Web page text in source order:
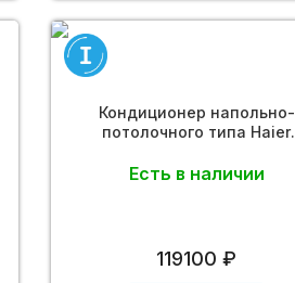
Кондиционер напольно-
потолочного типа Haier
Есть в наличии
119100 ₽